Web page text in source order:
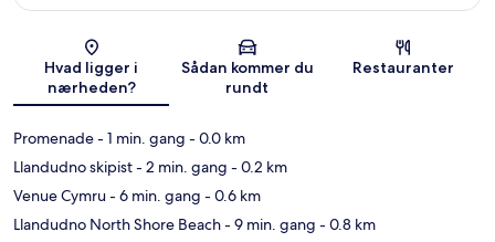
Kort
Hvad ligger i
nærheden?
Sådan kommer du
rundt
Restauranter
Promenade- 1 min. gang - 0.0 km
Llandudno skipist- 2 min. gang - 0.2 km
Venue Cymru- 6 min. gang - 0.6 km
Llandudno North Shore Beach- 9 min. gang - 0.8 km